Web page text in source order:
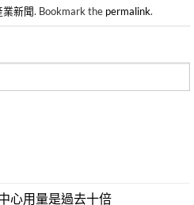
業新聞. Bookmark the permalink.
心用量是過去十倍